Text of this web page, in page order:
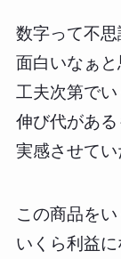
数字って不
面白いなぁと
工夫次第でい
伸び代があ
実感させてい
この商品を
いくら利益